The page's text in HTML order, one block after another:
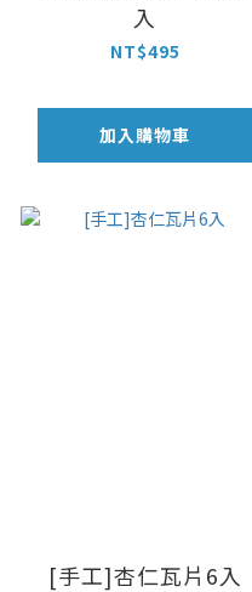
入
NT$495
加入購物車
[手工]杏仁瓦片6入